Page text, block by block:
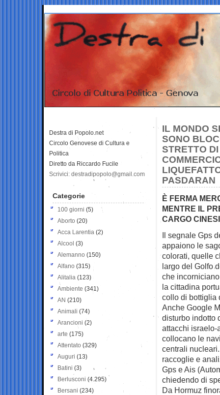
IL MONDO
SONO
STRETTO
PASDARAN
È FERMA
MENTRE IL
CARGO
Il segnale Gps
appaiono le
colorati, quelle
largo del Golfo
che
la cittadina
collo di bottiglia
Anche Google
disturbo indotto
attacchi israelo-
collocano le
centrali
raccoglie e
Gps e Ais
chiedendo di
Da Hormuz
Destra di Popolo.net
Circolo Genovese di Cultura e
Politica
Diretto da Riccardo Fucile
Scrivici: destradipopolo@gmail.com
Categorie
100 giorni (5)
Aborto (20)
Acca Larentia (2)
Alcool (3)
Alemanno (150)
Alfano (315)
Alitalia (123)
Ambiente (341)
AN (210)
Animali (74)
Arancioni (2)
arte (175)
Attentato (329)
Auguri (13)
Batini (3)
Berlusconi (4.295)
Bersani (234)